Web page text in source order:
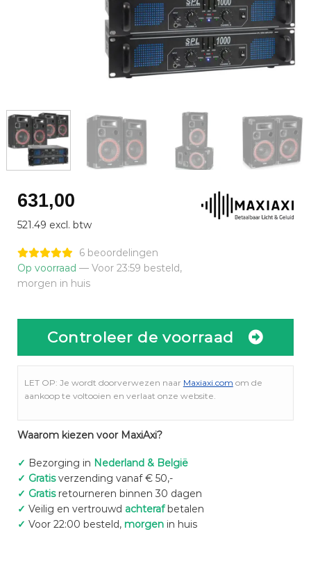
631,00
521.49 excl. btw
6 beoordelingen
Op voorraad — Voor 23:59 besteld,
morgen in huis
Controleer de voorraad
LET OP: Je wordt doorverwezen naar Maxiaxi.com om de
aankoop te voltooien en verlaat onze website.
Waarom kiezen voor MaxiAxi?
✓ Bezorging in Nederland & België
✓ Gratisverzending vanaf € 50,-
✓ Gratisretourneren binnen 30 dagen
✓ Veilig en vertrouwd achterafbetalen
✓ Voor 22:00 besteld, morgenin huis